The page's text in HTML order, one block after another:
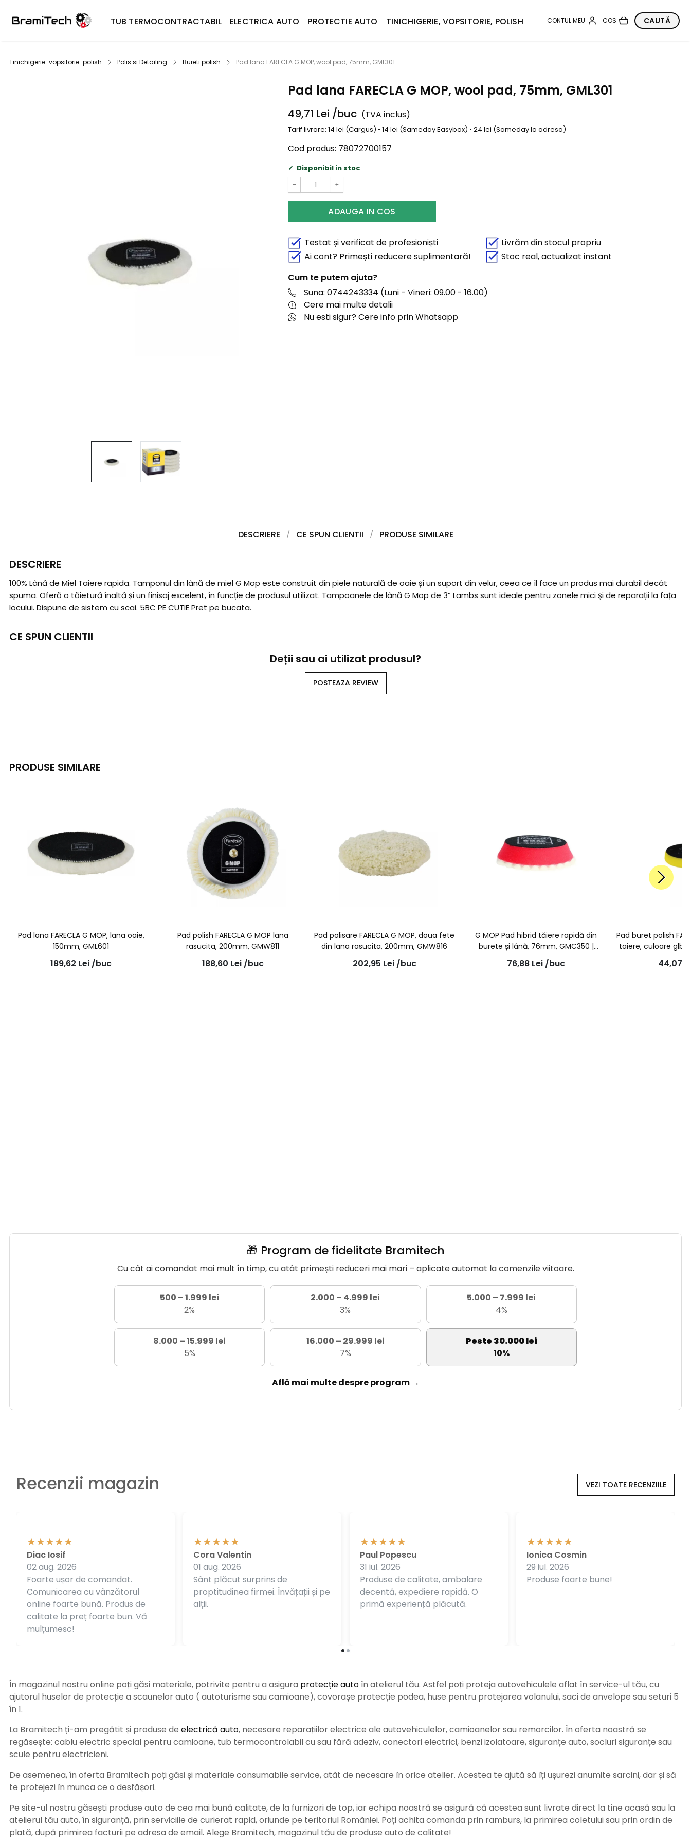
TUB TERMOCONTRACTABIL ELECTRICA AUTO PROTECTIE AUTO TINICHIGERIE, VOPSITORIE, POLISH
Tinichigerie-vopsitorie-polish Polis si Detailing Bureti polish Pad lana FARECLA G MOP, wool pad, 75mm, GML301
Pad lana FARECLA G MOP, wool pad, 75mm, GML301
49,71 Lei /buc (TVA inclus)
Tarif livrare: 14 lei (Cargus) • 14 lei (Sameday Easybox) • 24 lei (Sameday la adresa)
Cod produs: 78072700157
Disponibil in stoc
− +
ADAUGA IN COS
Testat și verificat de profesioniști
Livrăm din stocul propriu
Ai cont? Primești reducere suplimentară!
Stoc real, actualizat instant
Cum te putem ajuta?
Suna: 0744243334 (Luni - Vineri: 09.00 - 16.00)
Cere mai multe detalii
Nu esti sigur? Cere info prin Whatsapp
DESCRIERE CE SPUN CLIENTII PRODUSE SIMILARE
DESCRIERE
100% Lână de Miel Taiere rapida. Tamponul din lână de miel G Mop este construit din piele naturală de oaie și un suport din velur, ceea ce îl face un produs mai durabil decât
spuma. Oferă o tăietură înaltă și un finisaj excelent, în funcție de produsul utilizat. Tampoanele de lână G Mop de 3” Lambs sunt ideale pentru zonele mici și de reparații la fața
locului. Dispune de sistem cu scai. 5BC PE CUTIE Pret pe bucata.
CE SPUN CLIENTII
Deții sau ai utilizat produsul?
POSTEAZA REVIEW
PRODUSE SIMILARE
Pad lana FARECLA G MOP, lana oaie,
150mm, GML601
189,62 Lei /buc
Pad polish FARECLA G MOP lana
rasucita, 200mm, GMW811
188,60 Lei /buc
Pad polisare FARECLA G MOP, doua fete
din lana rasucita, 200mm, GMW816
202,95 Lei /buc
G MOP Pad hibrid tăiere rapidă din
burete și lână, 76mm, GMC350 |
FARECLA
76,88 Lei /buc
Pad buret polish
taiere, culoare
44,07
🎁 Program de fidelitate Bramitech
Cu cât ai comandat mai mult în timp, cu atât primești reduceri mai mari – aplicate automat la comenzile viitoare.
500 – 1.999 lei
2%
2.000 – 4.999 lei
3%
5.000 – 7.999 lei
4%
8.000 – 15.999 lei
5%
16.000 – 29.999 lei
7%
Peste 30.000 lei
10%
Află mai multe despre program →
Recenzii magazin VEZI TOATE RECENZIILE
Foarte ușor de comandat.
Comunicarea cu vânzătorul
online foarte bună. Produs de
calitate la preț foarte bun. Vă
mulțumesc!
Diac Iosif
02 aug. 2026
Sânt plăcut surprins de
proptitudinea firmei. Învățații și pe
alții.
Cora Valentin
01 aug. 2026
Produse de calitate, ambalare
decentă, expediere rapidă. O
primă experiență plăcută.
Paul Popescu
31 iul. 2026
Produse foarte bune!
Ionica Cosmin
29 iul. 2026
În magazinul nostru online poți găsi materiale, potrivite pentru a asigura protecție autoîn atelierul tău. Astfel poți proteja autovehiculele aflat în service-ul tău, cu
ajutorul huselor de protecție a scaunelor auto ( autoturisme sau camioane), covorașe protecție podea, huse pentru protejarea volanului, saci de anvelope sau seturi 5
în 1.
La Bramitech ți-am pregătit și produse de electrică auto, necesare reparațiilor electrice ale autovehiculelor, camioanelor sau remorcilor. În oferta noastră se
regăsește: cablu electric special pentru camioane, tub termocontrolabil cu sau fără adeziv, conectori electrici, benzi izolatoare, siguranțe auto, socluri siguranțe sau
scule pentru electricieni.
De asemenea, în oferta Bramitech poți găsi și materiale consumabile service, atât de necesare în orice atelier. Acestea te ajută să îți ușurezi anumite sarcini, dar și să
te protejezi în munca ce o desfășori.
Pe site-ul nostru găsești produse auto de cea mai bună calitate, de la furnizori de top, iar echipa noastră se asigură că acestea sunt livrate direct la tine acasă sau la
atelierul tău auto, în siguranță, prin serviciile de curierat rapid, oriunde pe teritoriul României. Poți achita comanda prin ramburs, la primirea coletului sau prin ordin de
plată, după primirea facturii pe adresa de email. Alege Bramitech, magazinul tău de produse auto de calitate!